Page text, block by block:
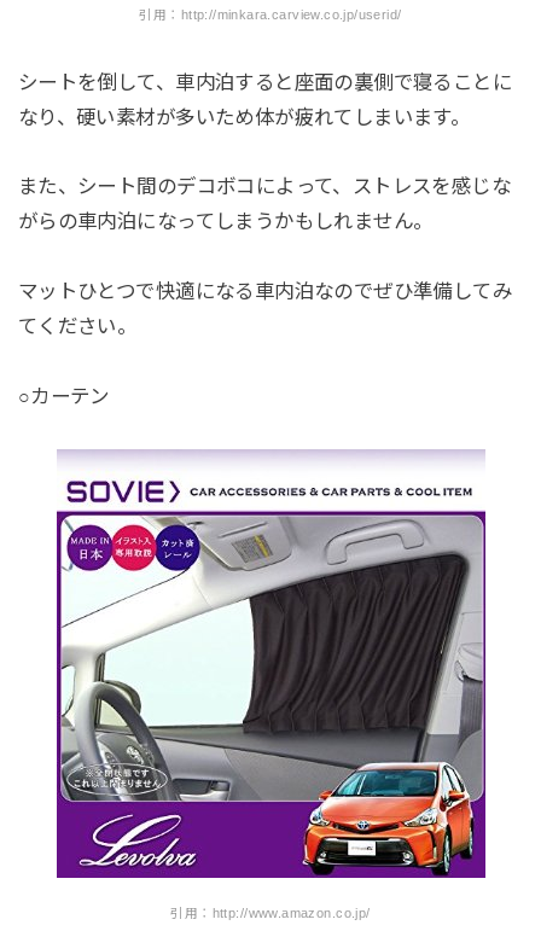
引用：http://minkara.carview.co.jp/userid/
シートを倒して、車内泊すると座面の裏側で寝ることに
なり、硬い素材が多いため体が疲れてしまいます。
また、シート間のデコボコによって、ストレスを感じな
がらの車内泊になってしまうかもしれません。
マットひとつで快適になる車内泊なのでぜひ準備してみ
てください。
○カーテン
引用：http://www.amazon.co.jp/